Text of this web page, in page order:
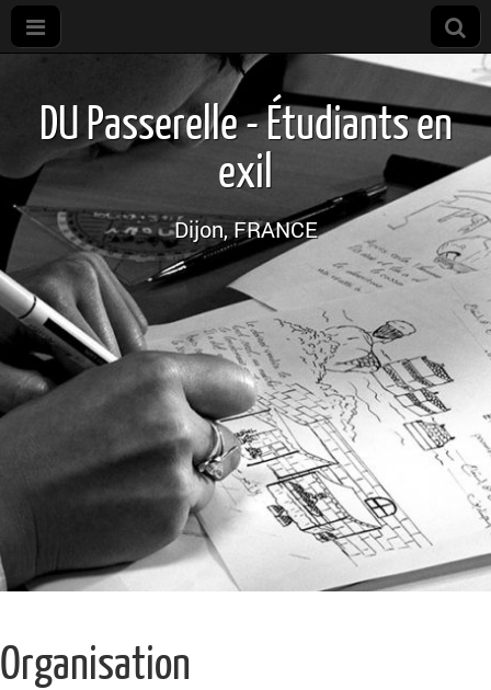
DU Passerelle - Étudiants en
exil
Dijon, FRANCE
Organisation